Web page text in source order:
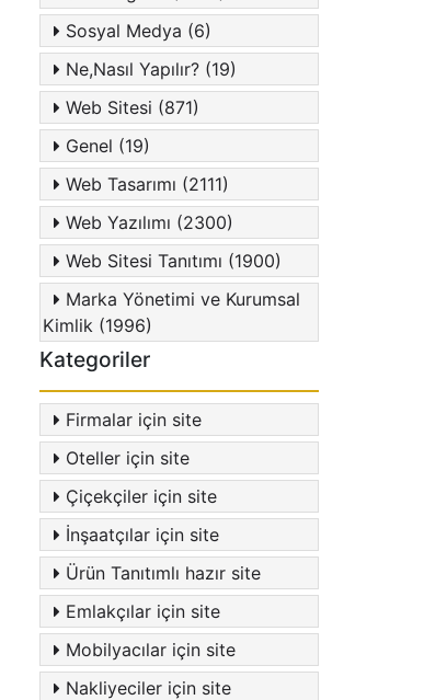
Sosyal Medya (6)
Ne,Nasıl Yapılır? (19)
Web Sitesi (871)
Genel (19)
Web Tasarımı (2111)
Web Yazılımı (2300)
Web Sitesi Tanıtımı (1900)
Marka Yönetimi ve Kurumsal
Kimlik (1996)
Kategoriler
Firmalar için site
Oteller için site
Çiçekçiler için site
İnşaatçılar için site
Ürün Tanıtımlı hazır site
Emlakçılar için site
Mobilyacılar için site
Nakliyeciler için site